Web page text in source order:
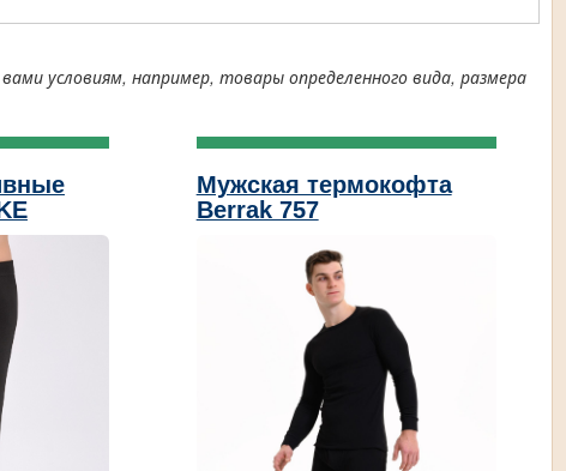
условиям, например, товары определенного вида, размера
Мужская термокофта
Berrak 757